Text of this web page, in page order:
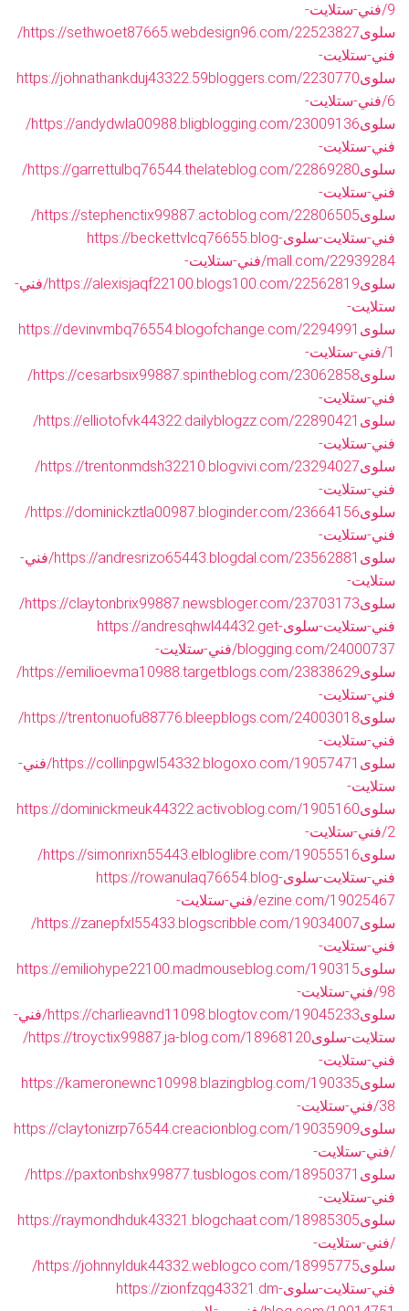
9/فني-ستلايت-
سلوى
https://sethwoet87665.webdesign96.com/22523827/
فني-ستلايت-
سلوىhttps://johnathankduj43322.59bloggers.com/2230770
6/فني-ستلايت-
سلوى
https://andydwla00988.bligblogging.com/23009136/
فني-ستلايت-
سلوى
https://garrettulbq76544.thelateblog.com/22869280/
فني-ستلايت-
سلوى
https://stephenctix99887.actoblog.com/22806505/
فني-ستلايت-سلوىhttps://beckettvlcq76655.blog-
mall.com/22939284/فني-ستلايت-
سلوى
https://alexisjaqf22100.blogs100.com/22562819/فني-
ستلايت-
سلوى https://devinvmbq76554.blogofchange.com/2294991
1/فني-ستلايت-
سلوى
https://cesarbsix99887.spintheblog.com/23062858/
فني-ستلايت-
سلوى
https://elliotofvk44322.dailyblogzz.com/22890421/
فني-ستلايت-
سلوى
https://trentonmdsh32210.blogvivi.com/23294027/
فني-ستلايت-
سلوى
https://dominickztla00987.bloginder.com/23664156/
فني-ستلايت-
سلوى
https://andresrizo65443.blogdal.com/23562881/فني-
ستلايت-
سلوى
https://claytonbrix99887.newsbloger.com/23703173/
فني-ستلايت-سلوىhttps://andresqhwl44432.get-
blogging.com/24000737/فني-ستلايت-
سلوى
https://emilioevma10988.targetblogs.com/23838629/
فني-ستلايت-
سلوى
https://trentonuofu88776.bleepblogs.com/24003018/
فني-ستلايت-
سلوى
https://collinpgwl54332.blogoxo.com/19057471/فني-
ستلايت-
سلوىhttps://dominickmeuk44322.activoblog.com/1905160
2/فني-ستلايت-
سلوى
https://simonrixn55443.elbloglibre.com/19055516/
فني-ستلايت-سلوىhttps://rowanulaq76654.blog-
ezine.com/19025467/فني-ستلايت-
سلوى
https://zanepfxl55433.blogscribble.com/19034007/
فني-ستلايت-
سلوىhttps://emiliohype22100.madmouseblog.com/190315
98/فني-ستلايت-
سلوى
https://charlieavnd11098.blogtov.com/19045233/فني-
ستلايت-سلوى
https://troyctix99887.ja-blog.com/18968120/
فني-ستلايت-
سلوىhttps://kameronewnc10998.blazingblog.com/190335
38/فني-ستلايت-
سلوىhttps://claytonizrp76544.creacionblog.com/19035909
/فني-ستلايت-
سلوى
https://paxtonbshx99877.tusblogos.com/18950371/
فني-ستلايت-
سلوىhttps://raymondhduk43321.blogchaat.com/18985305
/فني-ستلايت-
سلوى
https://johnnylduk44332.weblogco.com/18995775/
فني-ستلايت-سلوىhttps://zionfzqg43321.dm-